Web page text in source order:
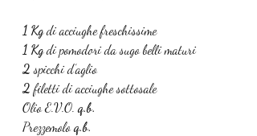
1 Kg di acciughe freschissime
1 Kg di pomodori da sugo belli maturi
2 spicchi d’aglio
2 filetti di acciughe sottosale
Olio E.V.O. q.b.
Prezzemolo q.b.